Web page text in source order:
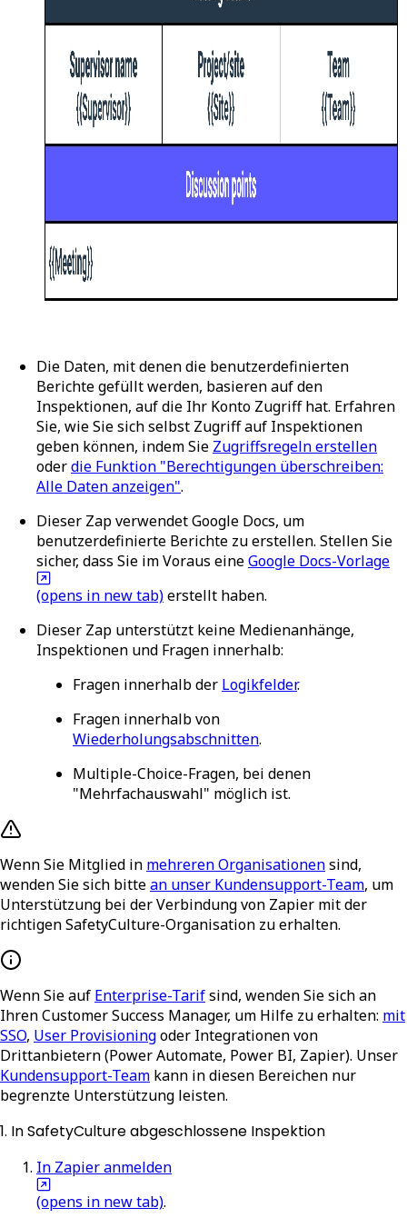
Die Daten, mit denen die benutzerdefinierten
Berichte gefüllt werden, basieren auf den
Inspektionen, auf die Ihr Konto Zugriff hat. Erfahren
Sie, wie Sie sich selbst Zugriff auf Inspektionen
geben können, indem Sie Zugriffsregeln erstellen
oderdie Funktion "Berechtigungen überschreiben:
Alle Daten anzeigen".
Dieser Zap verwendet Google Docs, um
benutzerdefinierte Berichte zu erstellen. Stellen Sie
sicher, dass Sie im Voraus eineGoogle Docs-Vorlage
(opens in new tab)erstellt haben.
Dieser Zap unterstützt keine Medienanhänge,
Inspektionen und Fragen innerhalb:
Fragen innerhalb der Logikfelder.
Fragen innerhalb von
Wiederholungsabschnitten.
Multiple-Choice-Fragen, bei denen
"Mehrfachauswahl" möglich ist.
Wenn Sie Mitglied in mehreren Organisationensind,
wenden Sie sich bittean unser Kundensupport-Team, um
Unterstützung bei der Verbindung von Zapier mit der
richtigen SafetyCulture-Organisation zu erhalten.
Wenn Sie auf Enterprise-Tarifsind, wenden Sie sich an
Ihren Customer Success Manager, um Hilfe zu erhalten: mit
SSO, User Provisioningoder Integrationen von
Drittanbietern (Power Automate, Power BI, Zapier). Unser
Kundensupport-Team kann in diesen Bereichen nur
begrenzte Unterstützung leisten.
1. In SafetyCulture abgeschlossene Inspektion
In Zapier anmelden
(opens in new tab).